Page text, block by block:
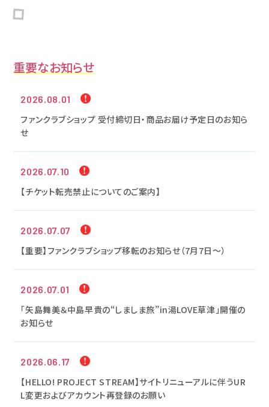
重要なお知らせ
2026.08.01
ファンクラブショップ 受付締切日・商品お届け予定日のお知ら
せ
2026.07.10
【チケット転売禁止についてのご案内】
2026.07.07
【重要】ファンクラブショップ移転のお知らせ（7月7日～）
2026.07.01
「矢島舞美＆中島早貴の“しましま旅”in湯LOVE草津」開催の
お知らせ
2026.06.17
【HELLO! PROJECT STREAM】サイトリニューアルに伴うUR
L変更およびアカウント再登録のお願い